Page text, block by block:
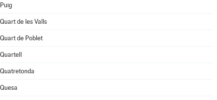
Puig
Quart de les Valls
Quart de Poblet
Quartell
Quatretonda
Quesa